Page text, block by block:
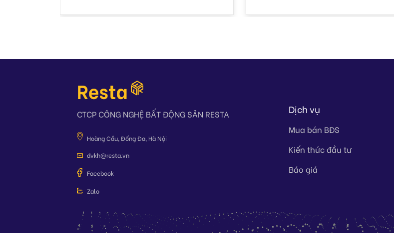
CTCP CÔNG NGHỆ BẤT ĐỘNG SẢN RESTA
Hoàng Cầu, Đống Đa, Hà Nội
dvkh@resta.vn
Facebook
Zalo
Dịch vụ
Mua bán BĐS
Kiến thức đầu tư
Báo giá